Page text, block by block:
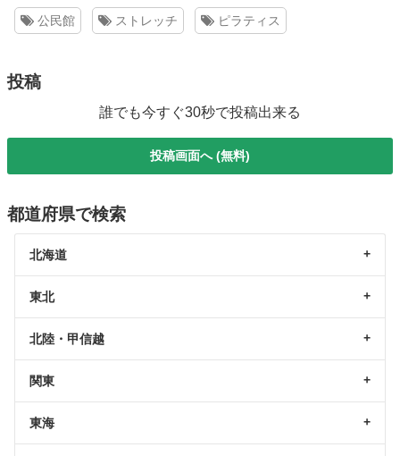
公民館 ストレッチ ピラティス
投稿
誰でも今すぐ30秒で投稿出来る
投稿画面へ (無料)
都道府県で検索
北海道
東北
北陸・甲信越
関東
東海